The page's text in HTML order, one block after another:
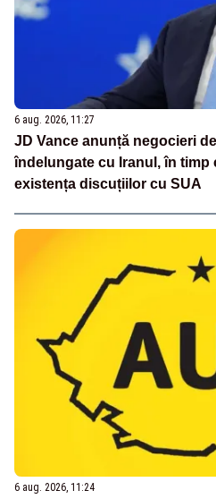
6 aug. 2026, 11:27
JD Vance anunță negocieri
îndelungate cu Iranul, în timp
existența discuțiilor cu SUA
6 aug. 2026, 11:24